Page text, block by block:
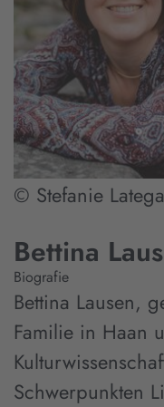
© Stefanie
Bettina
Biografie
Bettina Lausen,
Familie in Haan
Schwerpunkten